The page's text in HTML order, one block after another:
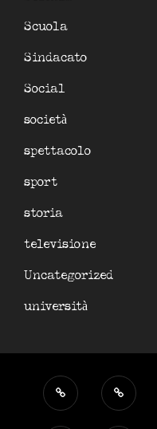
Scuola
Sindacato
Social
società
spettacolo
sport
storia
televisione
Uncategorized
università